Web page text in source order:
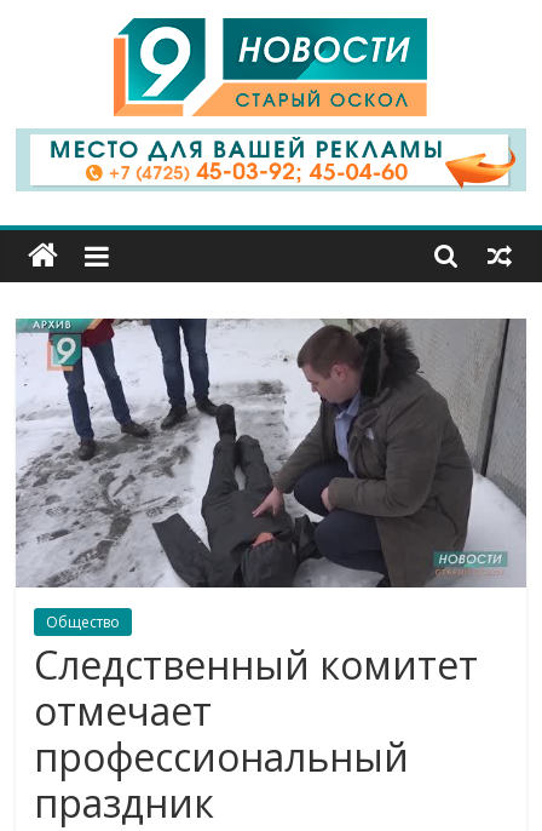
9
Канал
Старый
Оскол
Общество
Следственный комитет
отмечает
профессиональный
праздник